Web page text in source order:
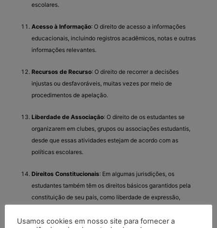
escolares.
Acesso à Informação: O direito de acesso a informações
educacionais, incluindo registros acadêmicos, notas e outras
informações relevantes.
Recursos de Recurso: O direito de recorrer a decisões
injustas ou desfavoráveis, muitas vezes por meio de
procedimentos de apelação.
Liberdade de Associação: O direito de os estudantes se
organizarem em clubes, grupos ou associações estudantis,
desde que essas atividades estejam de acordo com as
políticas escolares.
Direitos Constitucionais: Em algumas jurisdições, os
estudantes também têm os direitos básicos garantidos pela
constituição de seu país, como liberdade de expressão,
Usamos cookies em nosso site para fornecer a